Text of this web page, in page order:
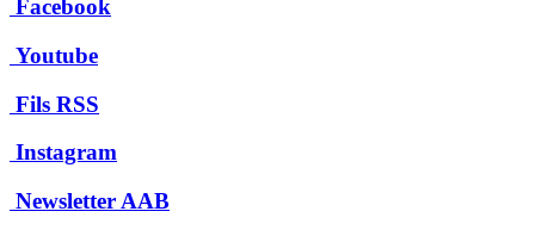
Facebook
Youtube
Fils RSS
Instagram
Newsletter AAB